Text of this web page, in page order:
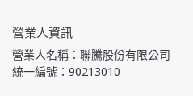
營業人資訊
營業人名稱：聯騰股份有限公司
統一編號：90213010